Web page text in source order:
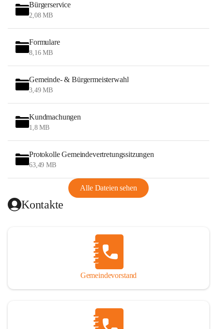
Bürgerservice
2,08 MB
Formulare
8,16 MB
Gemeinde- & Bürgermeisterwahl
3,49 MB
Kundmachungen
1,8 MB
Protokolle Gemeindevertretungssitzungen
63,49 MB
Alle Dateien sehen
Kontakte
Gemeindevorstand